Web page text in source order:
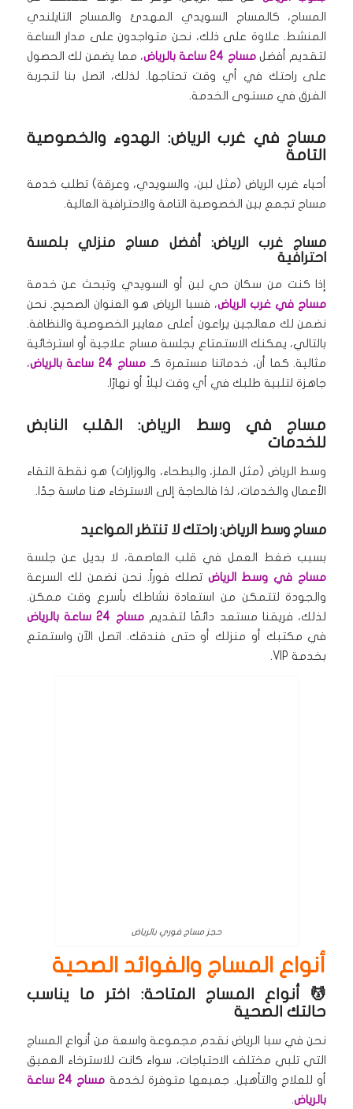
المساج، كالمساج السويدي المهدئ والمساج التايلندي
المنشط. علاوة على ذلك، نحن متواجدون على مدار الساعة
لتقديم أفضلمساج 24 ساعة بالرياض
، مما يضمن لك الحصول
على راحتك في أي وقت تحتاجها. لذلك، اتصل بنا لتجربة
الفرق في مستوى الخدمة.
مساج في غرب الرياض: الهدوء والخصوصية
التامة
أحياء غرب الرياض (مثل لبن، والسويدي، وعرقة) تطلب خدمة
مساج تجمع بين الخصوصية التامة والاحترافية العالية.
مساج غرب الرياض: أفضل مساج منزلي بلمسة
احترافية
إذا كنت من سكان حي لبن أو السويدي وتبحث عن خدمة
مساج في غرب الرياض، فسبا الرياض هو العنوان الصحيح. نحن
نضمن لك معالجين يراعون أعلى معايير الخصوصية والنظافة.
بالتالي، يمكنك الاستمتاع بجلسة مساج علاجية أو استرخائية
مثالية.كما أن، خدماتنا مستمرة كـ مساج 24 ساعة بالرياض
،
جاهزة لتلبية طلبك في أي وقت ليلاً أو نهارًا.
مساج في وسط الرياض: القلب النابض
للخدمات
وسط الرياض (مثل الملز، والبطحاء، والوزارات) هو نقطة التقاء
الأعمال والخدمات، لذا فالحاجة إلى الاسترخاء هنا ماسة جدًا.
مساج وسط الرياض: راحتك لا تنتظر المواعيد
بسبب ضغط العمل في قلب العاصمة، لا بديل عن جلسة
مساج في وسط الرياض تصلك فوراً. نحن نضمن لك السرعة
والجودة لتتمكن من استعادة نشاطك بأسرع وقت ممكن.
لذلك، فريقنا مستعد دائمًا لتقديممساج 24 ساعة بالرياض
في مكتبك أو منزلك أو حتى فندقك. اتصل الآن واستمتع
بخدمة VIP.
حجز مساج فوري بالرياض
أنواع المساج والفوائد الصحية
💆 أنواع المساج المتاحة: اختر ما يناسب
حالتك الصحية
نحن في سبا الرياض نقدم مجموعة واسعة من أنواع المساج
التي تلبي مختلف الاحتياجات، سواء كانت للاسترخاء العميق
أو للعلاج والتأهيل. جميعها متوفرة لخدمة
مساج 24 ساعة
بالرياض.